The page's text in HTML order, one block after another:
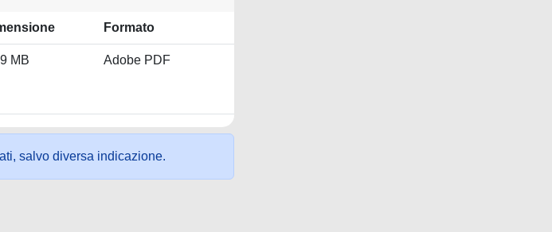
Formato
MB Adobe PDF
salvo diversa indicazione.